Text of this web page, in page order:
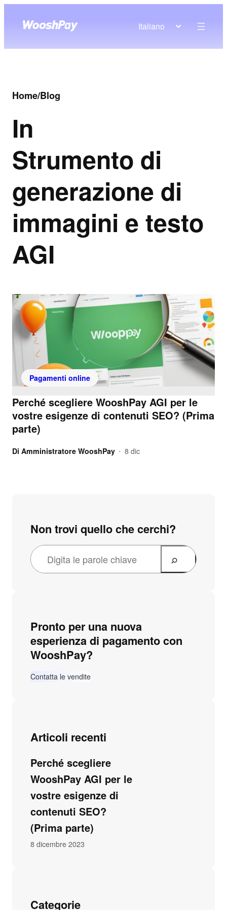
Italiano
Home/Blog
In
Strumento di
generazione di
immagini e testo
AGI
Pagamenti online
Perché scegliere WooshPay AGI per le
vostre esigenze di contenuti SEO? (Prima
parte)
Di Amministratore WooshPay • 8 dic
Non trovi quello che cerchi?
Pronto per una nuova
esperienza di pagamento con
WooshPay?
Contatta le vendite
Articoli recenti
Perché scegliere
WooshPay AGI per le
vostre esigenze di
contenuti SEO?
(Prima parte)
8 dicembre 2023
Categorie